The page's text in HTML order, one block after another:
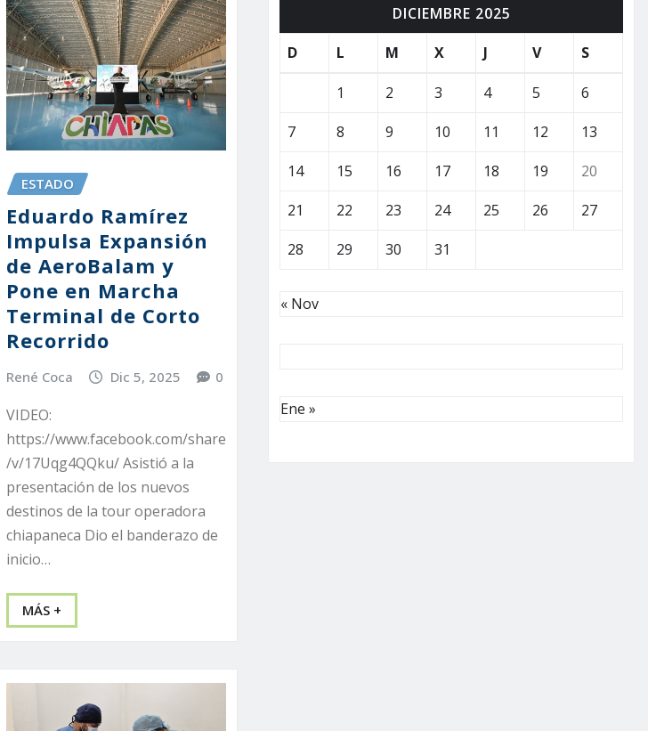
ESTADO
Eduardo Ramírez
Impulsa Expansión
de AeroBalam y
Pone en Marcha
Terminal de Corto
Recorrido
René Coca Dic 5, 2025 0
VIDEO:
https://www.facebook.com/share
/v/17Uqg4QQku/ Asistió a la
presentación de los nuevos
destinos de la tour operadora
chiapaneca Dio el banderazo de
inicio…
MÁS +
DICIEMBRE 2025
D
L M X J V S
1 2 3 4 5
6
7
8 9 10 11 12
13
14
15 16 17 18 19
20
21
22 23 24 25 26
27
28
29 30 31
« Nov
Ene »